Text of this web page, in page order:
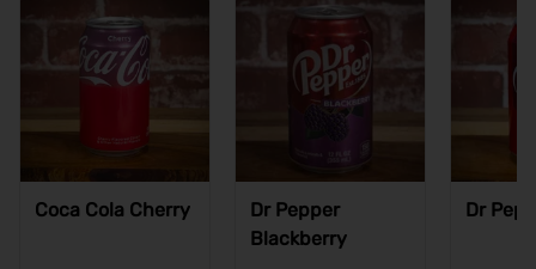
Coca Cola Cherry
Dr Pepper
Blackberry
Dr